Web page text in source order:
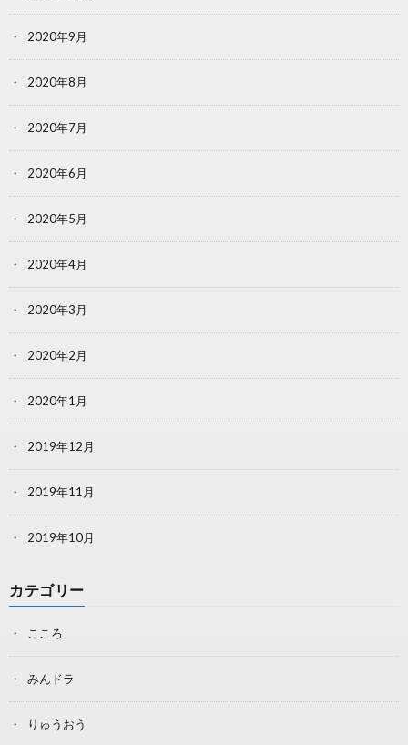
2020年9月
2020年8月
2020年7月
2020年6月
2020年5月
2020年4月
2020年3月
2020年2月
2020年1月
2019年12月
2019年11月
2019年10月
カテゴリー
こころ
みんドラ
りゅうおう